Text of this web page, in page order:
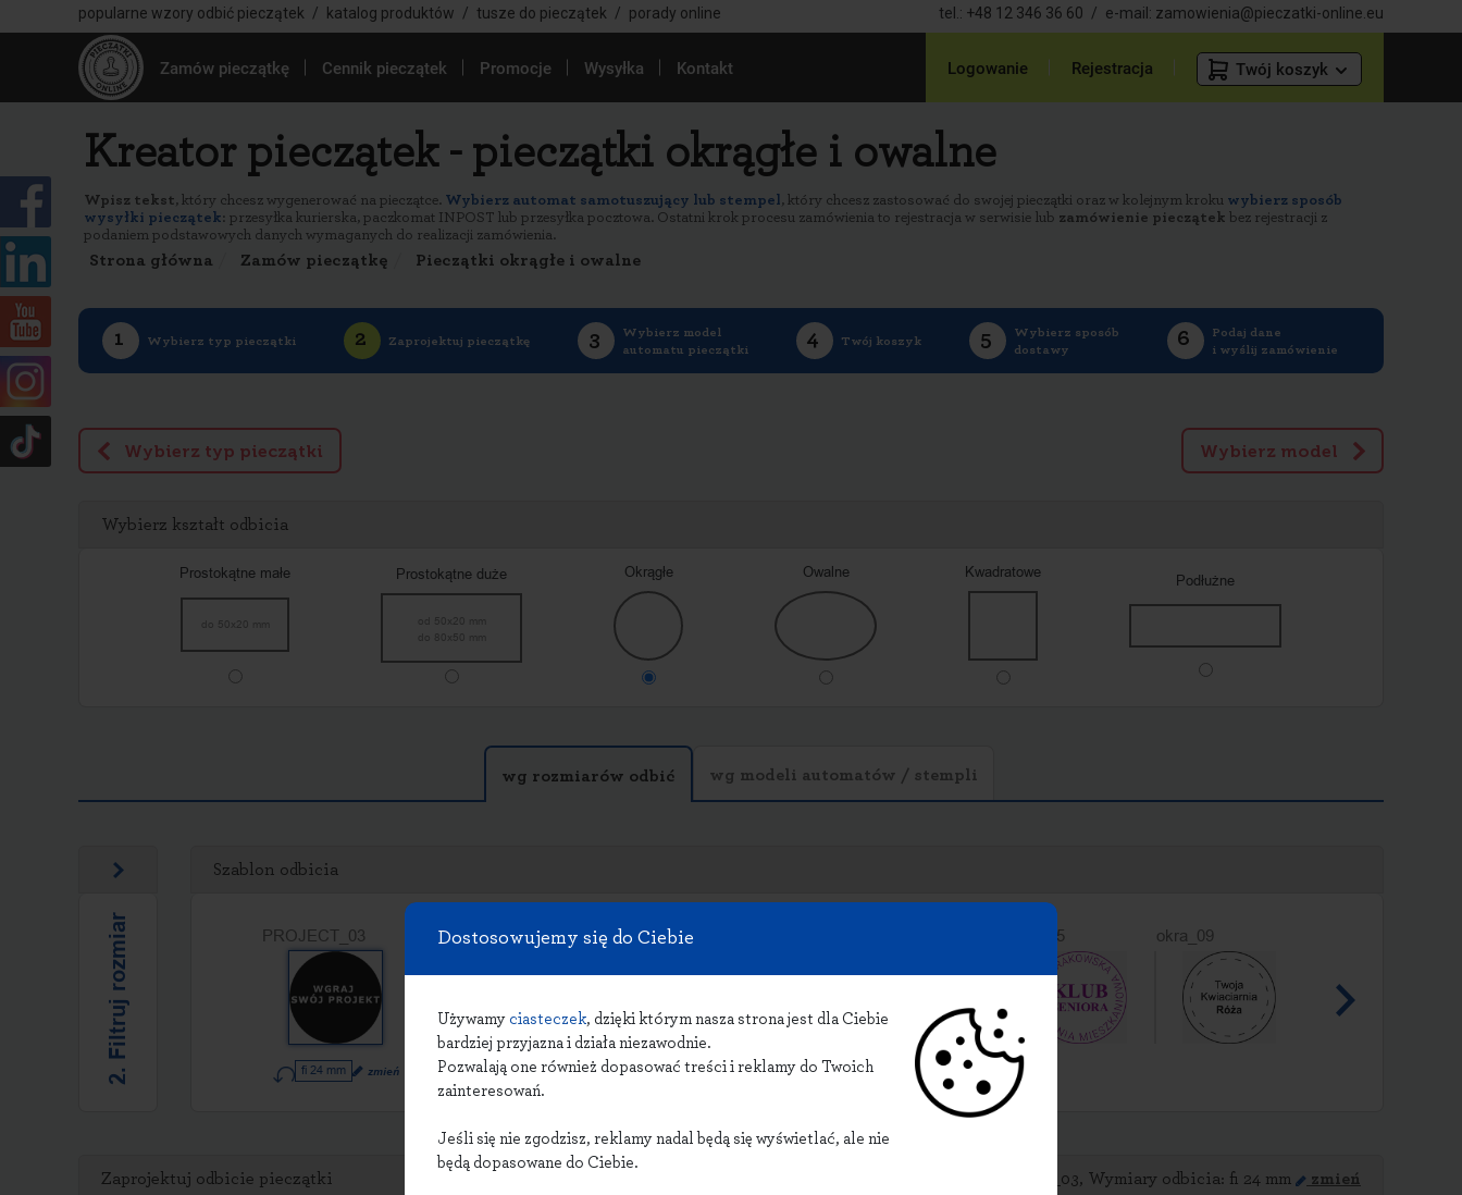
Dostosowujemy się do Ciebie
Używamy ciasteczek, dzięki którym nasza strona jest dla Ciebie
bardziej przyjazna i działa niezawodnie.
Pozwalają one również dopasować treści i reklamy do Twoich
zainteresowań.
Jeśli się nie zgodzisz, reklamy nadal będą się wyświetlać, ale nie
będą dopasowane do Ciebie.
popularne wzory odbić pieczątek / katalog produktów / tusze do pieczątek / porady online tel.: +48 12 346 36 60 / e-mail: zamowienia@pieczatki-online.eu
Logowanie Rejestracja Twój koszyk
Zamów pieczątkę Cennik pieczątek Promocje Wysyłka Kontakt
Kreator pieczątek - pieczątki okrągłe i owalne
Wpisz tekst, który chcesz wygenerować na pieczątce. Wybierz automat samotuszujący lub stempel , który chcesz zastosować do swojej pieczątki oraz w kolejnym kroku wybierz sposób
wysyłki pieczątek: przesyłka kurierska, paczkomat INPOST lub przesyłka pocztowa. Ostatni krok procesu zamówienia to rejestracja w serwisie lub zamówienie pieczątek bez rejestracji z
podaniem podstawowych danych wymaganych do realizacji zamówienia.
Strona główna Zamów pieczątkę Pieczątki okrągłe i owalne
Wybierz typ pieczątki Zaprojektuj pieczątkę
Wybierz model
automatu pieczątki
Twój koszyk
Wybierz sposób
dostawy
Podaj dane
i wyślij zamówienie
Wybierz typ pieczątki Wybierz model
Wybierz kształt odbicia
Prostokątne małe
do 50x20 mm
Prostokątne duże
od 50x20 mm
do 80x50 mm
Okrągłe Owalne Kwadratowe Podłużne
wg rozmiarów odbić wg modeli automatów / stempli
2. Filtruj rozmiar
Szablon odbicia
PROJECT_03
fi 24 mm zmień
okra_01 okra_02 okra_05 okra_09
Zaprojektuj odbicie pieczątki Szablon: PROJECT_03, Wymiary odbicia: fi 24 mm zmień